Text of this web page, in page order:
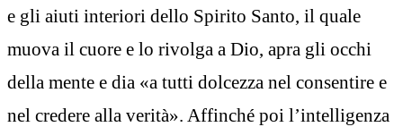
e gli aiuti interiori dello Spirito Santo, il quale
muova il cuore e lo rivolga a Dio, apra gli occhi
della mente e dia «a tutti dolcezza nel consentire e
nel credere alla verità». Affinché poi l’intelligenza